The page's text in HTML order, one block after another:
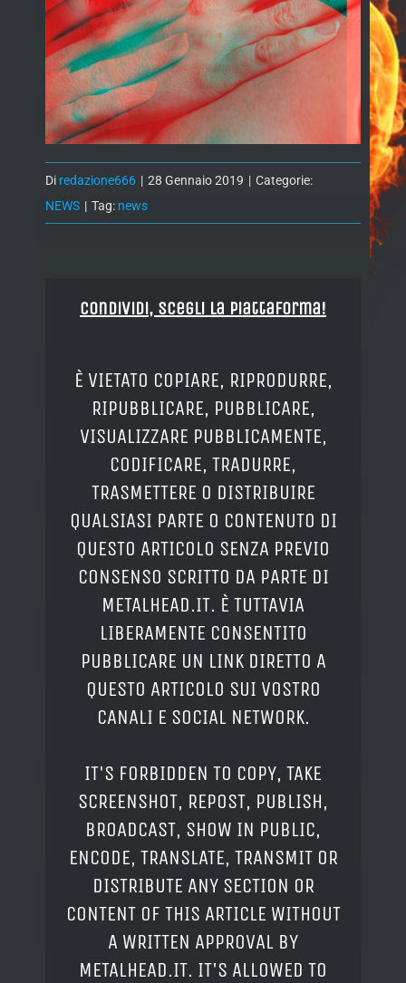
Di redazione666 | 28 Gennaio 2019 | Categorie:
NEWS | Tag: news
Condividi, Scegli la piattaforma!
È VIETATO COPIARE, RIPRODURRE,
RIPUBBLICARE, PUBBLICARE,
VISUALIZZARE PUBBLICAMENTE,
CODIFICARE, TRADURRE,
TRASMETTERE O DISTRIBUIRE
QUALSIASI PARTE O CONTENUTO DI
QUESTO ARTICOLO SENZA PREVIO
CONSENSO SCRITTO DA PARTE DI
METALHEAD.IT. È TUTTAVIA
LIBERAMENTE CONSENTITO
PUBBLICARE UN LINK DIRETTO A
QUESTO ARTICOLO SUI VOSTRO
CANALI E SOCIAL NETWORK.
IT'S FORBIDDEN TO COPY, TAKE
SCREENSHOT, REPOST, PUBLISH,
BROADCAST, SHOW IN PUBLIC,
ENCODE, TRANSLATE, TRANSMIT OR
DISTRIBUTE ANY SECTION OR
CONTENT OF THIS ARTICLE WITHOUT
A WRITTEN APPROVAL BY
METALHEAD.IT. IT'S ALLOWED TO